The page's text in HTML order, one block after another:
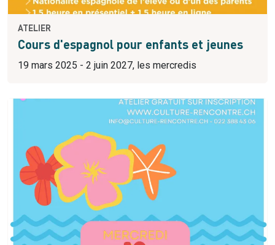
ATELIER
Cours d'espagnol pour enfants et jeunes
19 mars 2025 - 2 juin 2027, les mercredis